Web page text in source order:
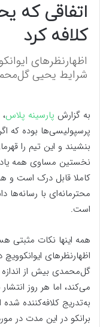
اتفاقی که
کلافه کرد
اظهارنظر‌های
شرایط یحیی
به گزارش پارسینه پلاس
پرسپولیسی‌ها بوده که
بنشیند و این تیم را
نخستین مساوی همه یاد
کاملا قابل درک است و
محترمانه‌ای با رسانه‌ها
است.
همه اینها نکات مثبتی
اظهارنظرهای
گل‌محمدی بیش از
می‌کند، اما هر روز
به‌تدریج کلافه‌کننده
برانکو در این مدت در